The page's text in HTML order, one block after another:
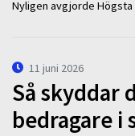
Nyligen avgjorde
11 juni 2026
Så skyddar
bedragare i